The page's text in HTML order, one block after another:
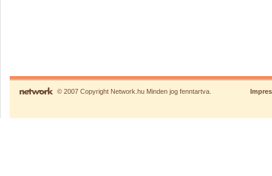
© 2007 Copyright Network.hu Minden jog fenntartva.